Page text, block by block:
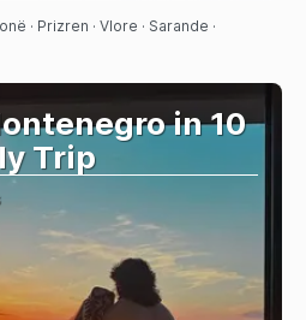
mais
· Prizren · Vlore · Sarande ·
in 10
Trip